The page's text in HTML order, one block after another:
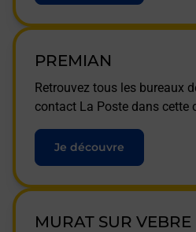
PREMIAN
Retrouvez tous les bureaux
contact La Poste dans cette
Je découvre
MURAT SUR VEBRE